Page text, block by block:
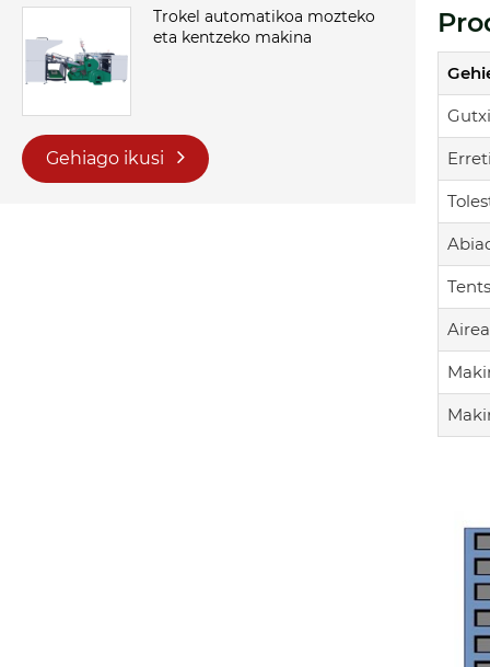
Trokel automatikoa mozteko
eta kentzeko makina
Gehiago ikusi